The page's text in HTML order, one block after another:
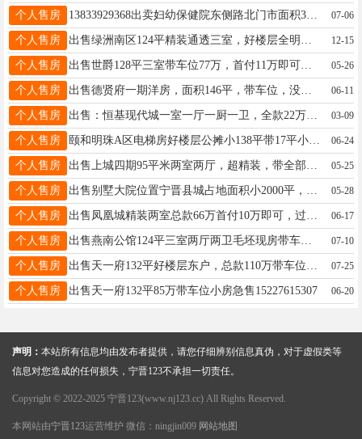
个人售房 13833929368出卖妇幼保健院东侧路北门市面积350平米证件齐全水电齐备联系电话13700391218 07-06
个人售房 12-15
个人售房 05-26
个人售房 出售德贤府一期洋房，面积146平，带车位，没有储藏间。详询18932966416 06-11
个人售房 出售：恒基现代城一室一厅一厨一卫，全款22万，☎️13730484423 03-09
个人售房 颐和明珠A区电梯房好楼层公摊小138平带17平小房满五唯一96万电话15612903162/15630988900 06-24
个人售房 05-25
个人售房 05-28
个人售房 06-17
个人售房 出售燕南公馆124平三室两厅两卫毛坯现房带车位小房随时过户，看房联系电话18830956311 07-10
个人售房 07-25
个人售房 出售天一府132平85万带车位小房急售15227615307 06-20
声明： 本站所有信息均由发布者提供，请您仔细辨别信息真伪，对于虚假类等
信息对您造成的任何损失，宁晋123不承担一切责任。
Copyright © 2022-2025 宁晋123(www.nj123.cc) All Rights Reserved.
本网站由宁晋123运营维护 微信：ningjin009 网站地图